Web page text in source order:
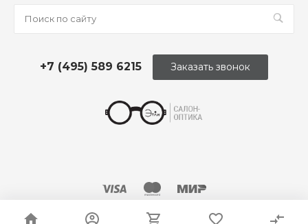
+7 (495) 589 6215 Заказать звонок